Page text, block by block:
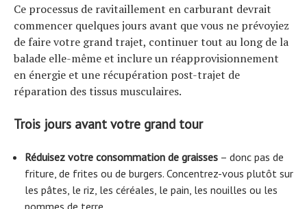
Ce processus de ravitaillement en carburant devrait
commencer quelques jours avant que vous ne prévoyiez
de faire votre grand trajet, continuer tout au long de la
balade elle-même et inclure un réapprovisionnement
en énergie et une récupération post-trajet de
réparation des tissus musculaires.
Trois jours avant votre grand tour
Réduisez votre consommation de graisses – donc pas de
friture, de frites ou de burgers. Concentrez-vous plutôt sur
les pâtes, le riz, les céréales, le pain, les nouilles ou les
pommes de terre